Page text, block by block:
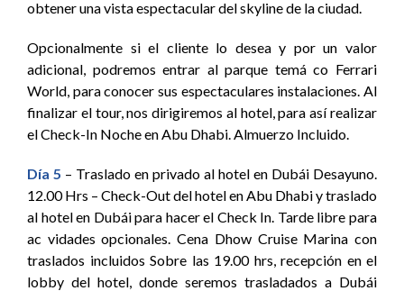
obtener una vista espectacular del skyline de la ciudad.
Opcionalmente si el cliente lo desea y por un valor
adicional, podremos entrar al parque temá co Ferrari
World, para conocer sus espectaculares instalaciones. Al
finalizar el tour, nos dirigiremos al hotel, para así realizar
el Check-In Noche en Abu Dhabi. Almuerzo Incluido.
Día 5 – Traslado en privado al hotel en Dubái Desayuno.
12.00 Hrs – Check-Out del hotel en Abu Dhabi y traslado
al hotel en Dubái para hacer el Check In. Tarde libre para
ac vidades opcionales. Cena Dhow Cruise Marina con
traslados incluidos Sobre las 19.00 hrs, recepción en el
lobby del hotel, donde seremos trasladados a Dubái